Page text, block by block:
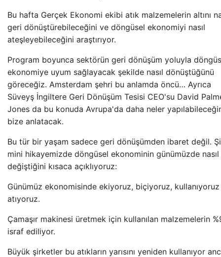
Bu hafta Gerçek Ekonomi ekibi atık malzemelerin altını
geri dönüştürebileceğini ve döngüsel ekonomiyi nasıl
ateşleyebileceğini araştırıyor.
Program boyunca sektörün geri dönüşüm yoluyla
ekonomiye uyum sağlayacak şekilde nasıl dönüştüğünü
göreceğiz. Amsterdam şehri bu anlamda öncü… Ayrıca
Süveyş İngiltere Geri Dönüşüm Tesisi CEO'su David
Jones da bu konuda Avrupa'da daha neler
bize anlatacak.
Bu tür bir yaşam sadece geri dönüşümden ibaret değil.
mini hikayemizde döngüsel ekonominin günümüzde nasıl
değiştiğini kısaca açıklıyoruz:
Günümüz ekonomisinde ekiyoruz, biçiyoruz,
atıyoruz.
Çamaşır makinesi üretmek için kullanılan malzemelerin
israf ediliyor.
Büyük şirketler bu atıkların yarısını yeniden kullanıyor